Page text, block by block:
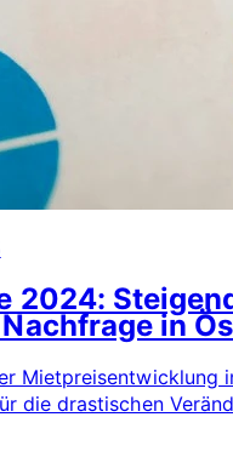
2024:
in
Mietpreisentwicklung
die drastischen